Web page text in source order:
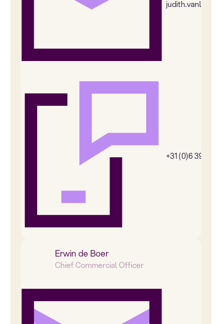
+31 (0)6
Erwin de Boer
Chief Commercial Officer